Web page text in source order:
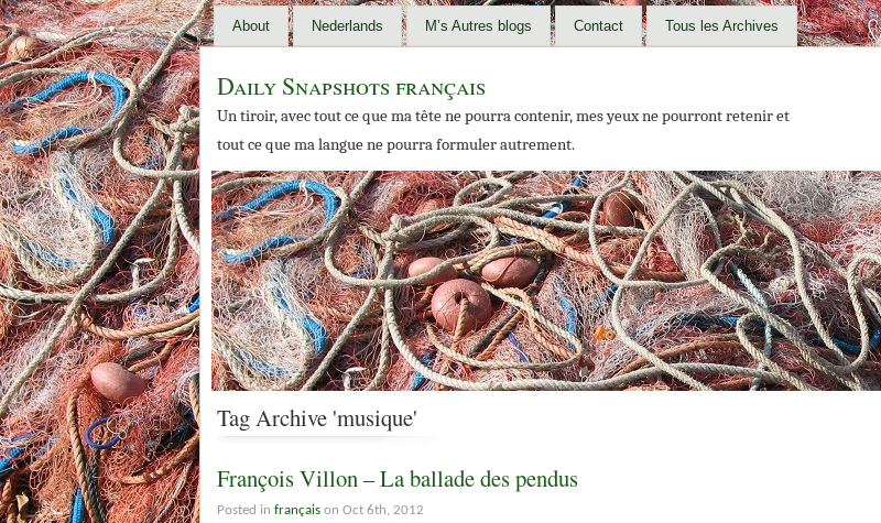
About Nederlands M’s Autres blogs Contact Tous les Archives
Daily Snapshots français
Un tiroir, avec tout ce que ma tête ne pourra contenir, mes yeux ne pourront retenir et
tout ce que ma langue ne pourra formuler autrement.
Tag Archive 'musique'
François Villon – La ballade des pendus
Posted in français on Oct 6th, 2012